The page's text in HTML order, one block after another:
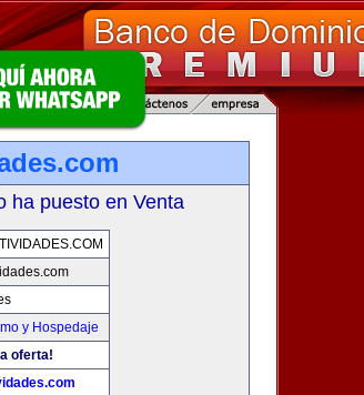
ha puesto en Venta
y Hospedaje
oferta!